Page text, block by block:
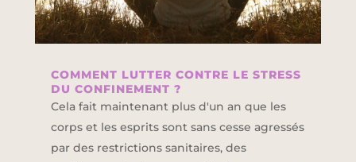
COMMENT LUTTER CONTRE LE STRESS
DU CONFINEMENT ?
Cela fait maintenant plus d'un an que les
corps et les esprits sont sans cesse agressés
par des restrictions sanitaires, des